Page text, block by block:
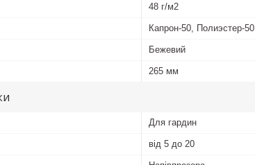
48 г/м2
Капрон-50, Полиэстер-50
Бежевий
265 мм
Для гардин
від 5 до 20